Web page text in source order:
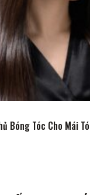
Bóng Tóc Cho Mái